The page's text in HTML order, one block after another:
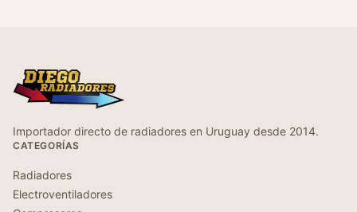
Importador directo de radiadores en Uruguay desde 2014.
CATEGORÍAS
Radiadores
Electroventiladores